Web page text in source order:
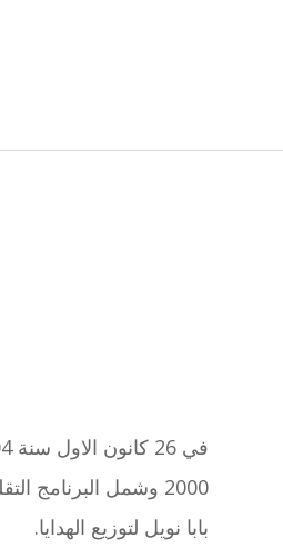
2000 وشمل
بابا نويل لتوزيع الهدايا.